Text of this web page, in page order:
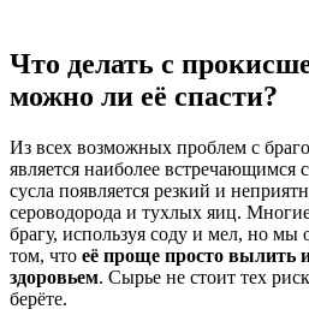
Что делать с
можно ли её спасти?
Из всех возможных проблем с
является наиболее встречающимся
сусла появляется резкий и
сероводорода и тухлых яиц.
брагу, используя соду и мел, но мы
том, что её проще просто вылить
здоровьем. Сырье не стоит тех
берёте.